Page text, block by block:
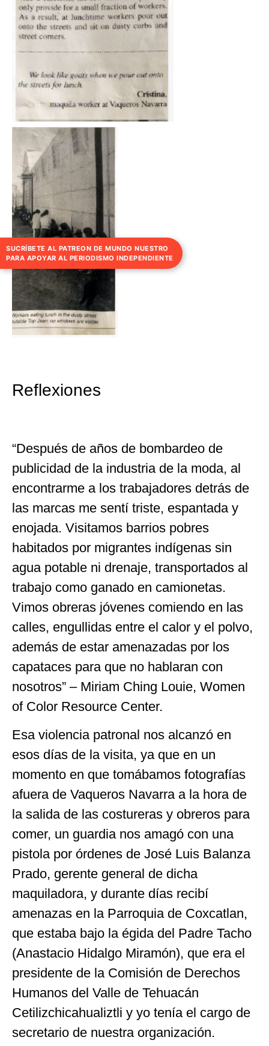
Reflexiones
“Después de años de bombardeo de
publicidad de la industria de la moda, al
encontrarme a los trabajadores detrás de
las marcas me sentí triste, espantada y
enojada. Visitamos barrios pobres
habitados por migrantes indígenas sin
agua potable ni drenaje, transportados al
trabajo como ganado en camionetas.
Vimos obreras jóvenes comiendo en las
calles, engullidas entre el calor y el polvo,
además de estar amenazadas por los
capataces para que no hablaran con
nosotros” – Miriam Ching Louie, Women
of Color Resource Center.
Esa violencia patronal nos alcanzó en
esos días de la visita, ya que en un
momento en que tomábamos fotografías
afuera de Vaqueros Navarra a la hora de
la salida de las costureras y obreros para
comer, un guardia nos amagó con una
pistola por órdenes de José Luis Balanza
Prado, gerente general de dicha
maquiladora, y durante días recibí
amenazas en la Parroquia de Coxcatlan,
que estaba bajo la égida del Padre Tacho
(Anastacio Hidalgo Miramón), que era el
presidente de la Comisión de Derechos
Humanos del Valle de Tehuacán
Cetilizchicahualiztli y yo tenía el cargo de
secretario de nuestra organización.
SUCRÍBETE AL PATREON DE MUNDO NUESTRO
PARA APOYAR AL PERIODISMO INDEPENDIENTE